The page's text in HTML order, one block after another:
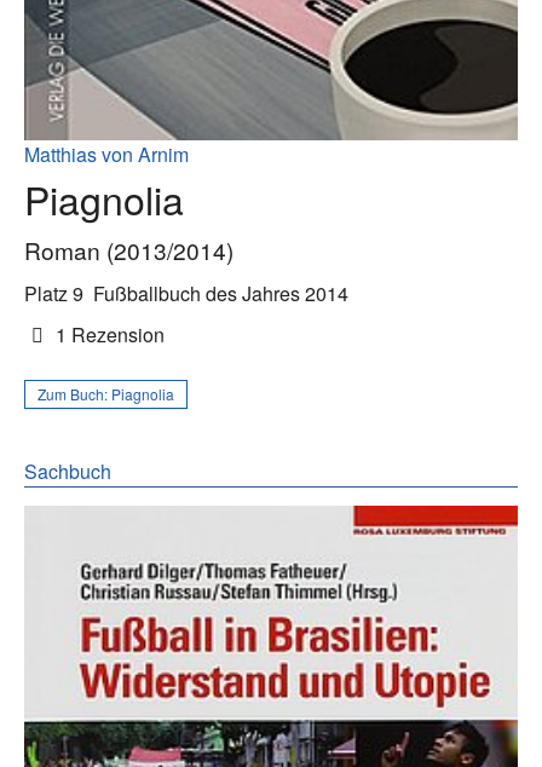
Matthias von Arnim
Piagnolia
Roman (2013/2014)
Platz 9 Fußballbuch des Jahres 2014
1 Rezension
Zum Buch: Piagnolia
Sachbuch